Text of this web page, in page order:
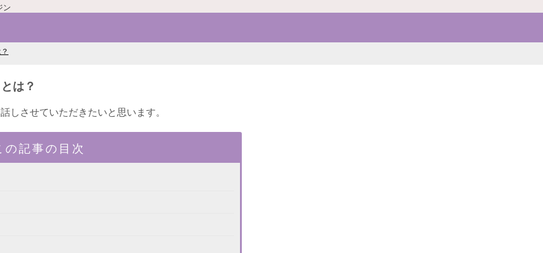
ン
は？
しさせていただきたいと思います。
の記事の目次